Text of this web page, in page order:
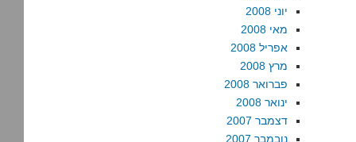
יוני 2008
מאי 2008
אפריל 2008
מרץ 2008
פברואר 2008
ינואר 2008
דצמבר 2007
נובמבר 2007